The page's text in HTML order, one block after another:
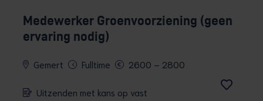
Medewerker Groenvoorziening (geen
ervaring nodig)
Gemert Fulltime 2600 – 2800
Uitzenden met kans op vast